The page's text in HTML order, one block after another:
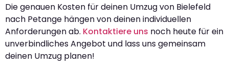
Die genauen Kosten für deinen Umzug von Bielefeld
nach Petange hängen von deinen individuellen
Anforderungen ab. Kontaktiere uns noch heute für ein
unverbindliches Angebot und lass uns gemeinsam
deinen Umzug planen!